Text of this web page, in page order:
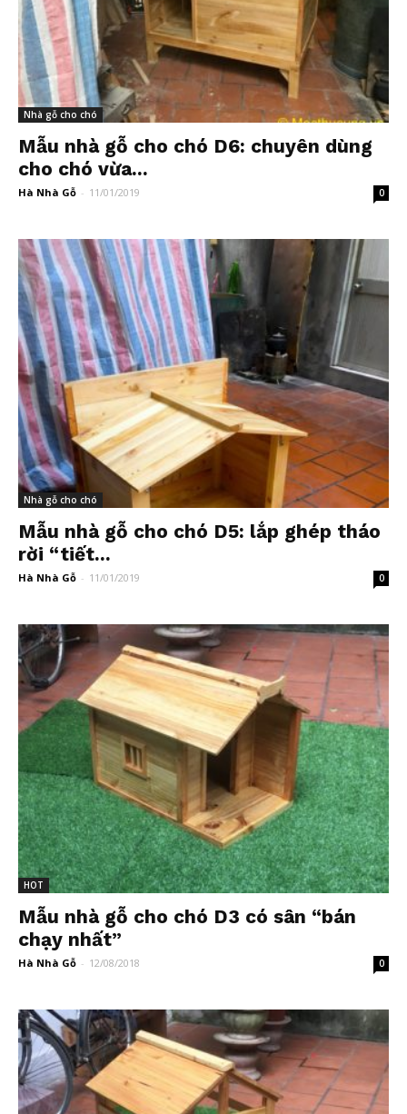
Nhà gỗ cho chó
Mẫu nhà gỗ cho chó D6: chuyên dùng
cho chó vừa...
Hà Nhà Gỗ - 11/01/2019 0
Nhà gỗ cho chó
Mẫu nhà gỗ cho chó D5: lắp ghép tháo
rời “tiết...
Hà Nhà Gỗ - 11/01/2019 0
HOT
Mẫu nhà gỗ cho chó D3 có sân “bán
chạy nhất”
Hà Nhà Gỗ - 12/08/2018 0